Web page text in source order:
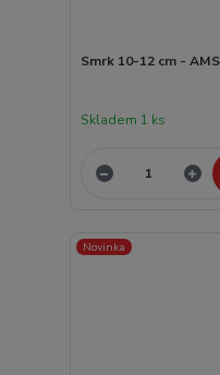
Smrk 10-12 cm -
Skladem 1 ks
Novinka